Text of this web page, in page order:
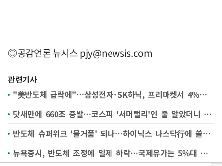
◎공감언론 뉴시스pjy@newsis.com
관련기사
"美반도체 급락에"…삼성전자·SK하닉, 프리마켓서 4%대 하락
닷새만에 660조 증발…코스피 '서머랠리'인 줄 알았더니 '호러랠리'로?
반도체 슈퍼위크 '물거품' 되나…하이닉스 나스닥行에 쏠린 눈
뉴욕증시, 반도체 조정에 일제 하락…국제유가는 5%대 상승